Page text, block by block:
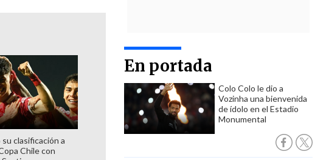
En portada
Colo Colo le dio a
Vozinha una bienvenida
de ídolo en el Estadio
Monumental
su clasificación a
Chile con